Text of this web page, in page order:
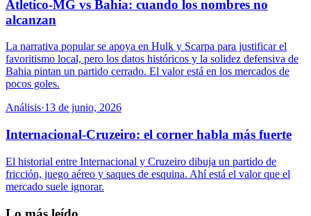
Atletico-MG vs Bahia: cuando los nombres no
alcanzan
La narrativa popular se apoya en Hulk y Scarpa para justificar el
favoritismo local, pero los datos históricos y la solidez defensiva de
Bahia pintan un partido cerrado. El valor está en los mercados de
pocos goles.
Análisis·13 de junio, 2026
Internacional-Cruzeiro: el corner habla más fuerte
El historial entre Internacional y Cruzeiro dibuja un partido de
fricción, juego aéreo y saques de esquina. Ahí está el valor que el
mercado suele ignorar.